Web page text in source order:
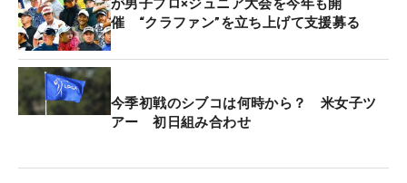
が男子プロ×ジュニア大会を今年も開
催 “クラファン”を立ち上げて支援募る
今季初戦のシブコは何時から？ 米女子ツ
アー 初日組み合わせ